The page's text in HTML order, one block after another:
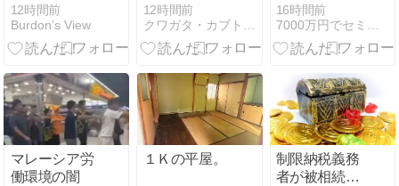
（準富裕層）
に到達して判
明する「5つ
実」と生き残
り戦略
12時間前
Burdon’s View
話
12時間前
税84億円
16時間前
マレーシア労
働環境の闇
１Ｋの平屋。
制限納税義務
者が被相続人